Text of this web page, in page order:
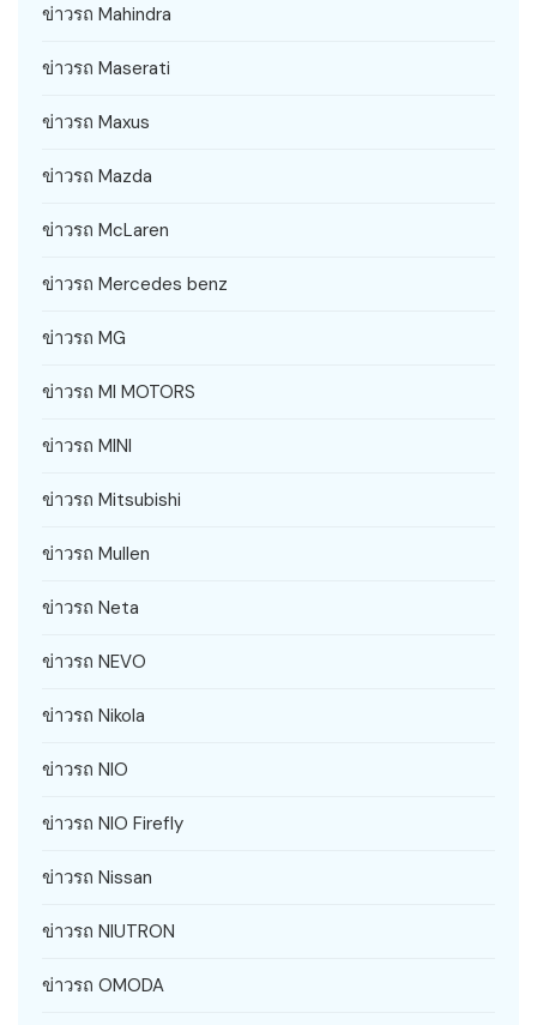
ข่าวรถ Mahindra
ข่าวรถ Maserati
ข่าวรถ Maxus
ข่าวรถ Mazda
ข่าวรถ McLaren
ข่าวรถ Mercedes benz
ข่าวรถ MG
ข่าวรถ MI MOTORS
ข่าวรถ MINI
ข่าวรถ Mitsubishi
ข่าวรถ Mullen
ข่าวรถ Neta
ข่าวรถ NEVO
ข่าวรถ Nikola
ข่าวรถ NIO
ข่าวรถ NIO Firefly
ข่าวรถ Nissan
ข่าวรถ NIUTRON
ข่าวรถ OMODA